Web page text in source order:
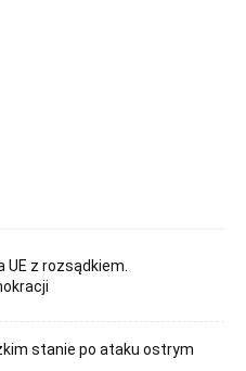
z rozsądkiem.
stanie po ataku ostrym